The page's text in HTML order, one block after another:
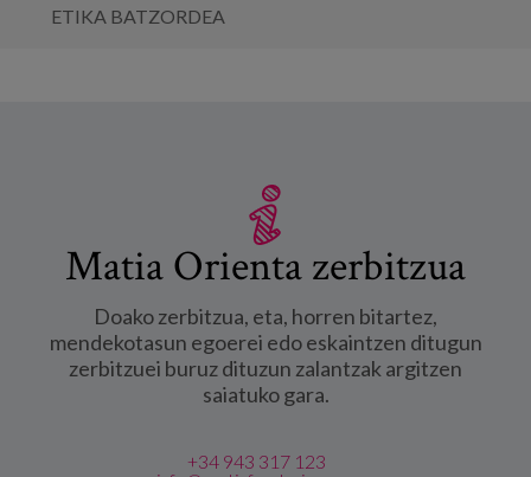
ETIKA BATZORDEA
Matia Orienta zerbitzua
Doako zerbitzua, eta, horren bitartez,
mendekotasun egoerei edo eskaintzen ditugun
zerbitzuei buruz dituzun zalantzak argitzen
saiatuko gara.
+34 943 317 123